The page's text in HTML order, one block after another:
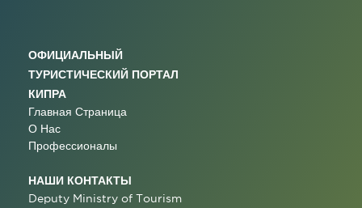
ОФИЦИАЛЬНЫЙ
ТУРИСТИЧЕСКИЙ ПОРТАЛ
КИПРА
Главная Страница
О Нас
Профессионалы
НАШИ КОНТАКТЫ
Deputy Ministry of Tourism